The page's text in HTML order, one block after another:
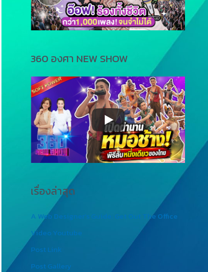
360 องศา NEW SHOW
เรื่องล่าสุด
A Web Designer’s Guide: Get Out The Office
Video Youtube
Post Link
Post Gallery